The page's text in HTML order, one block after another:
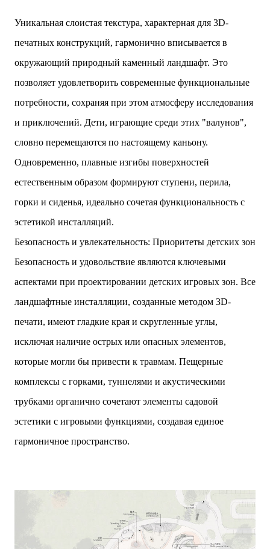
Уникальная слоистая текстура, характерная для 3D-
печатных конструкций, гармонично вписывается в
окружающий природный каменный ландшафт. Это
позволяет удовлетворить современные функциональные
потребности, сохраняя при этом атмосферу исследования
и приключений. Дети, играющие среди этих "валунов",
словно перемещаются по настоящему каньону.
Одновременно, плавные изгибы поверхностей
естественным образом формируют ступени, перила,
горки и сиденья, идеально сочетая функциональность с
эстетикой инсталляций.
Безопасность и увлекательность: Приоритеты детских зон
Безопасность и удовольствие являются ключевыми
аспектами при проектировании детских игровых зон. Все
ландшафтные инсталляции, созданные методом 3D-
печати, имеют гладкие края и скругленные углы,
исключая наличие острых или опасных элементов,
которые могли бы привести к травмам. Пещерные
комплексы с горками, туннелями и акустическими
трубками органично сочетают элементы садовой
эстетики с игровыми функциями, создавая единое
гармоничное пространство.